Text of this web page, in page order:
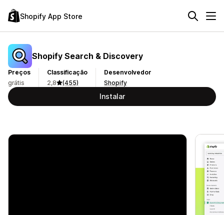
Shopify App Store
Shopify Search & Discovery
Preços
grátis
Classificação
2,8
(455)
Desenvolvedor
Shopify
Instalar